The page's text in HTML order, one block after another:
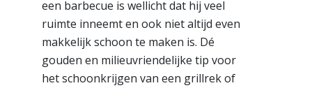
een barbecue is wellicht dat hij veel
ruimte inneemt en ook niet altijd even
makkelijk schoon te maken is. Dé
gouden en milieuvriendelijke tip voor
het schoonkrijgen van een grillrek of